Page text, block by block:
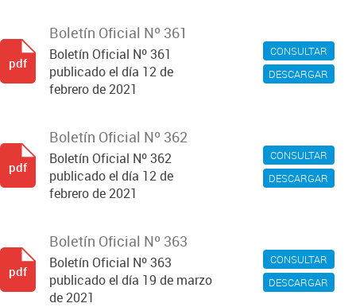
CONSULTAR
DESCARGAR
Boletín Oficial Nº 361
Boletín Oficial Nº 361
publicado el día 12 de
febrero de 2021
pdf
CONSULTAR
DESCARGAR
Boletín Oficial Nº 362
Boletín Oficial Nº 362
publicado el día 12 de
febrero de 2021
pdf
CONSULTAR
DESCARGAR
Boletín Oficial Nº 363
Boletín Oficial Nº 363
publicado el día 19 de marzo
de 2021
pdf